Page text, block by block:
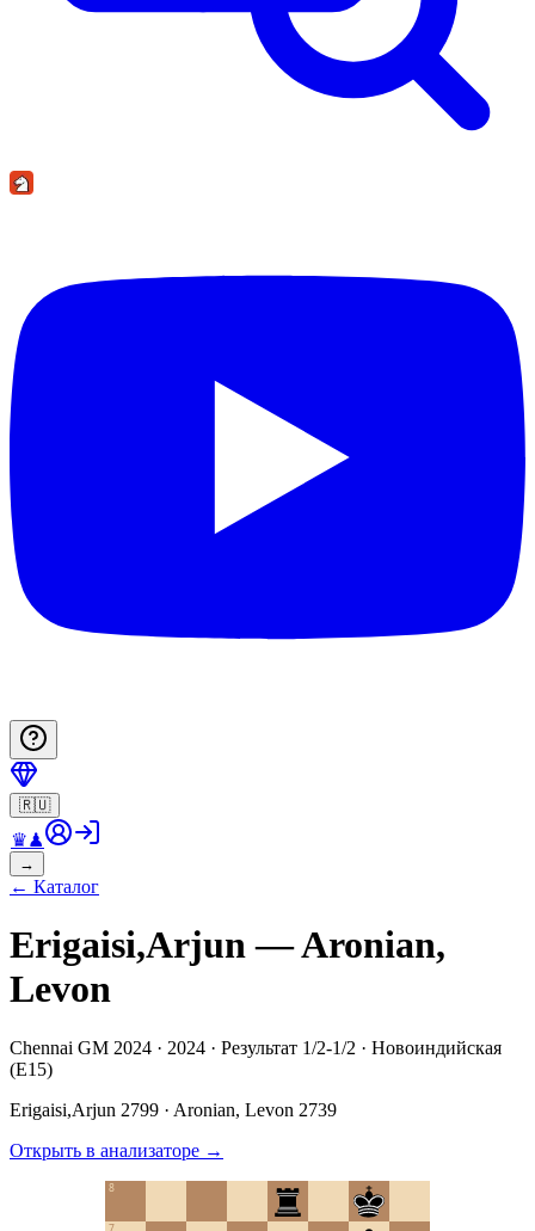
🇷🇺
♛♟
→
← Каталог
Erigaisi,Arjun — Aronian,
Levon
Chennai GM 2024 · 2024 · Результат 1/2-1/2 · Новоиндийская
(E15)
Erigaisi,Arjun 2799 · Aronian, Levon 2739
Открыть в анализаторе →
7
8